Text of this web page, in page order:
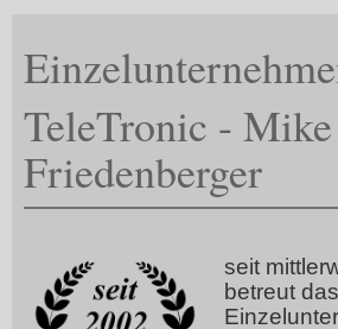
TeleTronic - Mike
Friedenberger
seit
betreut das